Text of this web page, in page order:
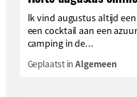
Ik vind augustus altijd
een cocktail aan een
camping in de...
Geplaatst inAlgemeen